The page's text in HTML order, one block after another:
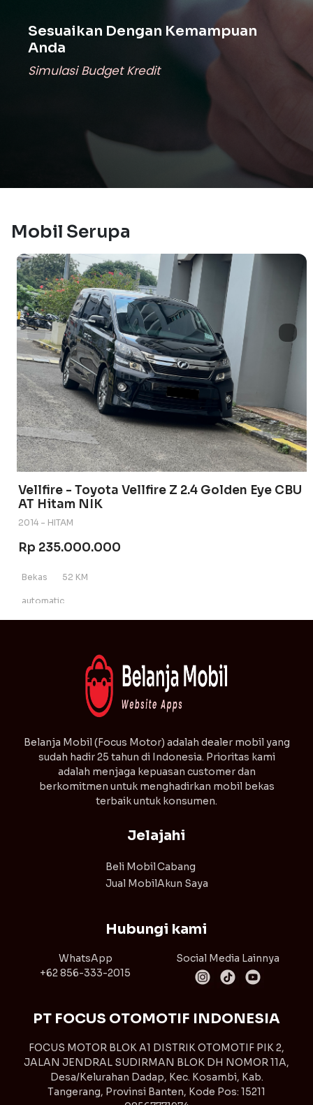
Sesuaikan Dengan Kemampuan
Anda
Simulasi Budget Kredit
Mobil Serupa
Vellfire - Toyota Vellfire Z 2.4 Golden Eye CBU
AT Hitam NIK
2014 - HITAM
Rp 235.000.000
Bekas 52 KM
automatic
⁠Belanja Mobil (Focus Motor) adalah dealer mobil yang
sudah hadir 25 tahun di Indonesia. Prioritas kami
adalah menjaga kepuasan customer dan
berkomitmen untuk menghadirkan mobil bekas
terbaik untuk konsumen.
Jelajahi
Beli Mobil
Jual Mobil
Cabang
Akun Saya
Hubungi kami
WhatsApp
+62 856-333-2015
Social Media Lainnya
PT FOCUS OTOMOTIF INDONESIA
FOCUS MOTOR BLOK A1 DISTRIK OTOMOTIF PIK 2,
JALAN JENDRAL SUDIRMAN BLOK DH NOMOR 11A,
Desa/Kelurahan Dadap, Kec. Kosambi, Kab.
Tangerang, Provinsi Banten, Kode Pos: 15211